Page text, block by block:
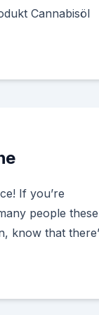
Cannabisöl
If you’re
people these
know that